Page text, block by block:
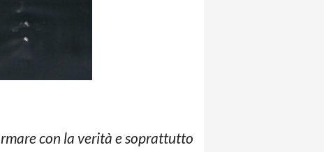
con la verità e soprattutto